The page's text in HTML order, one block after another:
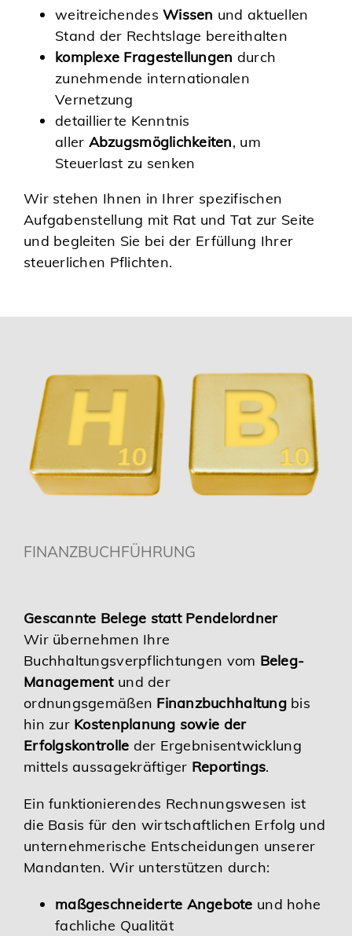
weitreichendesWissen und aktuellen
Stand der Rechtslage bereithalten
komplexe Fragestellungen durch
zunehmende internationalen
Vernetzung
detaillierte Kenntnis
aller Abzugsmöglichkeiten, um
Steuerlast zu senken
Wir stehen Ihnen in Ihrer spezifischen
Aufgabenstellung mit Rat und Tat zur Seite
und begleiten Sie bei der Erfüllung Ihrer
steuerlichen Pflichten.
FINANZBUCHFÜHRUNG
Gescannte Belege statt Pendelordner
Wir übernehmen Ihre
Buchhaltungsverpflichtungen vom Beleg-
Managementund der
ordnungsgemäßen Finanzbuchhaltungbis
hin zur Kostenplanung sowie der
Erfolgskontrolle der Ergebnisentwicklung
mittels aussagekräftiger Reportings.
Ein funktionierendes Rechnungswesen ist
die Basis für den wirtschaftlichen Erfolg und
unternehmerische Entscheidungen unserer
Mandanten. Wir unterstützen durch:
maßgeschneiderte Angebote und hohe
fachliche Qualität